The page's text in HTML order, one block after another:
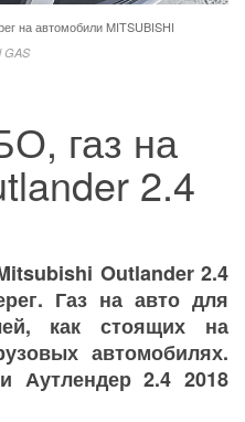
на автомобили MITSUBISHI
GAS
газ на
2.4
Outlander 2.4
Газ на авто для
как стоящих на
автомобилях.
Аутлендер 2.4 2018